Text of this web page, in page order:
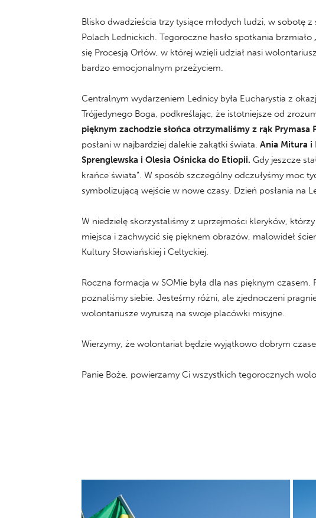
Blisko dwadzieścia trzy tysiące młodych ludzi, w sobotę
Polach Lednickich. Tegoroczne hasło spotkania brzmiało
się Procesją Orłów, w której wzięli udział nasi
bardzo emocjonalnym przeżyciem.
Centralnym wydarzeniem Lednicy była Eucharystia z
Trójjedynego Boga, podkreślając, że istotniejsze od
pięknym zachodzie słońca otrzymaliśmy z rąk
posłani w najbardziej dalekie zakątki świata. Ania Mitura i
Sprenglewska i Olesia Ośnicka do Etiopii. Gdy jeszcze
krańce świata”. W sposób szczególny odczułyśmy moc
symbolizującą wejście w nowe czasy. Dzień posłania na
W niedzielę skorzystaliśmy z uprzejmości kleryków,
miejsca i zachwycić się pięknem obrazów, malowideł
Kultury Słowiańskiej i Celtyckiej.
Roczna formacja w SOMie była dla nas pięknym
poznaliśmy siebie. Jesteśmy różni, ale zjednoczeni
wolontariusze wyruszą na swoje placówki misyjne.
Wierzymy, że wolontariat będzie wyjątkowo dobrym
Panie Boże, powierzamy Ci wszystkich tegorocznych